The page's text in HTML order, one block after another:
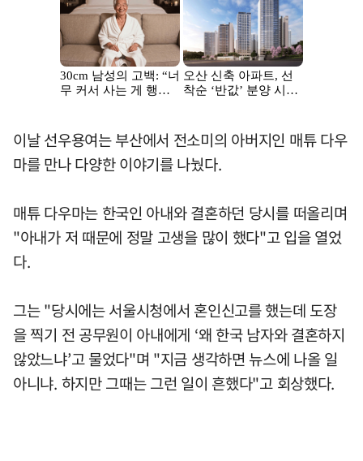
이날 선우용여는 부산에서 전소미의 아버지인 매튜 다우
마를 만나 다양한 이야기를 나눴다.
매튜 다우마는 한국인 아내와 결혼하던 당시를 떠올리며
"아내가 저 때문에 정말 고생을 많이 했다"고 입을 열었
다.
그는 "당시에는 서울시청에서 혼인신고를 했는데 도장
을 찍기 전 공무원이 아내에게 ‘왜 한국 남자와 결혼하지
않았느냐’고 물었다"며 "지금 생각하면 뉴스에 나올 일
아니냐. 하지만 그때는 그런 일이 흔했다"고 회상했다.